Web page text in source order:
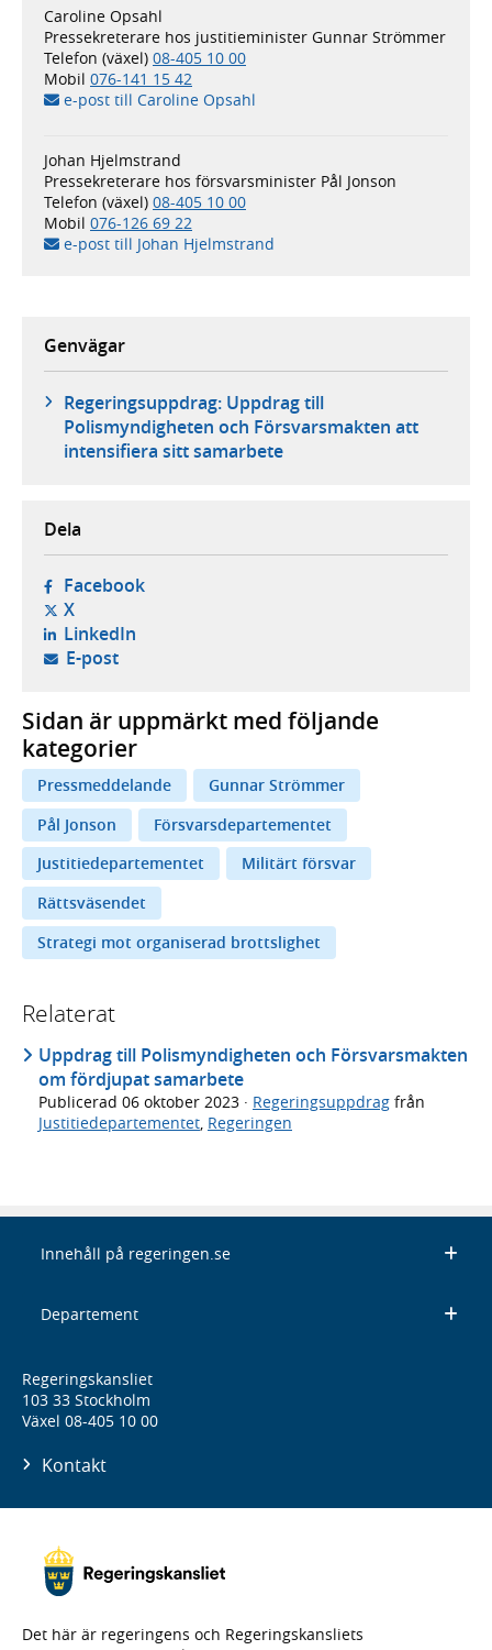
Caroline Opsahl
Pressekreterare hos justitieminister Gunnar Strömmer
Telefon (växel) 08-405 10 00
Mobil 076-141 15 42
e-post till Caroline Opsahl
Johan Hjelmstrand
Pressekreterare hos försvarsminister Pål Jonson
Telefon (växel) 08-405 10 00
Mobil 076-126 69 22
e-post till Johan Hjelmstrand
Genvägar
Regeringsuppdrag: Uppdrag till
Polismyndigheten och Försvarsmakten att
intensifiera sitt samarbete
Dela
Facebook- öppnas i ny flik, extern webbplats,
X- öppnas i ny flik, extern webbplats,
LinkedIn- öppnas i ny flik, extern webbplats,
E-post- öppnar din e-postklient,
Sidan är uppmärkt med följande
kategorier
Pressmeddelande
Gunnar Strömmer
Pål Jonson
Försvarsdepartementet
Justitiedepartementet
Militärt försvar
Rättsväsendet
Strategi mot organiserad brottslighet
Relaterat
Uppdrag till Polismyndigheten och Försvarsmakten
om fördjupat samarbete
Publicerad 06 oktober 2023 · Regeringsuppdrag från
Justitiedepartementet Regeringen
Innehåll på regeringen.se
Departement
Regeringskansliet
103 33 Stockholm
Växel 08-405 10 00
Kontakt
Det här är regeringens och Regeringskansliets